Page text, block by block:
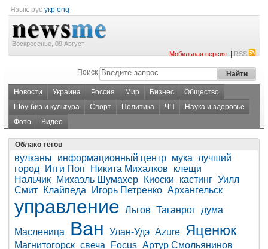
Язык: рус укр eng
Воскресенье, 09 Август
Мобильная версия|RSS
Поиск
Новости Украина Россия Мир Бизнес
Общество
Шоу-биз и культура
Спорт Политика ЧП
Наука и здоровье
Фото
Видео
Облако тегов
вулканы информационный центр мука
лучший
город
Игги Поп Никита Михалков
клещи
Нальчик
Михаэль Шумахер Киоски кастинг Уилл
Смит
Клайпеда Игорь Петренко Архангельск
управление Льгов Таганрог дума
Масленица Ван Улан-Удэ Azure Яценюк
Магнитогорск свеча Focus Артур Смольянинов